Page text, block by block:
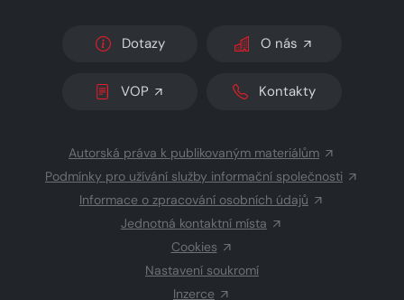
Dotazy O nás
VOP Kontakty
Autorská práva k publikovaným materiálům
Podmínky pro užívání služby informační společnosti
Informace o zpracování osobních údajů
Jednotná kontaktní místa
Cookies
Nastavení soukromí
Inzerce